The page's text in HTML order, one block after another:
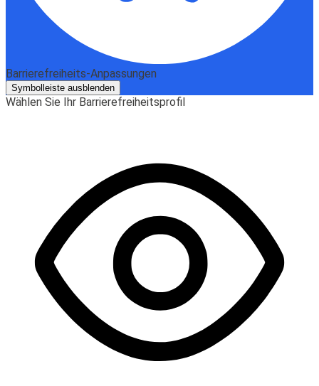
Barrierefreiheits-Anpassungen
Symbolleiste ausblenden
Wählen Sie Ihr Barrierefreiheitsprofil